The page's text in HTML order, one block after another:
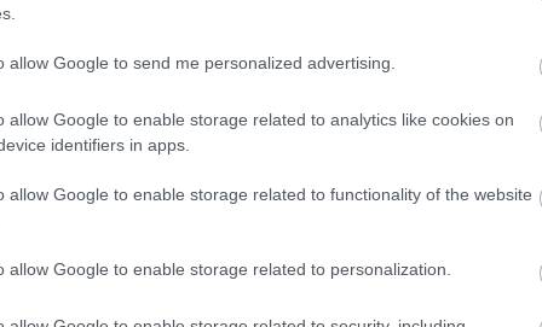
allow Google to send me personalized advertising.
allow Google to enable storage related to analytics like cookies on
identifiers in apps.
allow Google to enable storage related to functionality of the website
allow Google to enable storage related to personalization.